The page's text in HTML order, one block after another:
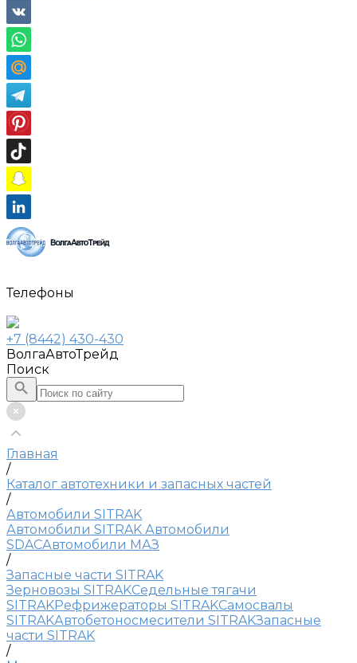
Телефоны
+7 (8442) 430-430
ВолгаАвтоТрейд
Поиск
Главная
/
Каталог автотехники и запасных частей
/
Автомобили SITRAK
Автомобили SITRAK Автомобили
SDACАвтомобили МАЗ
/
Запасные части SITRAK
Зерновозы SITRAKСедельные тягачи
SITRAKРефрижераторы SITRAKСамосвалы
SITRAKАвтобетоносмесители SITRAKЗапасные
части SITRAK
/